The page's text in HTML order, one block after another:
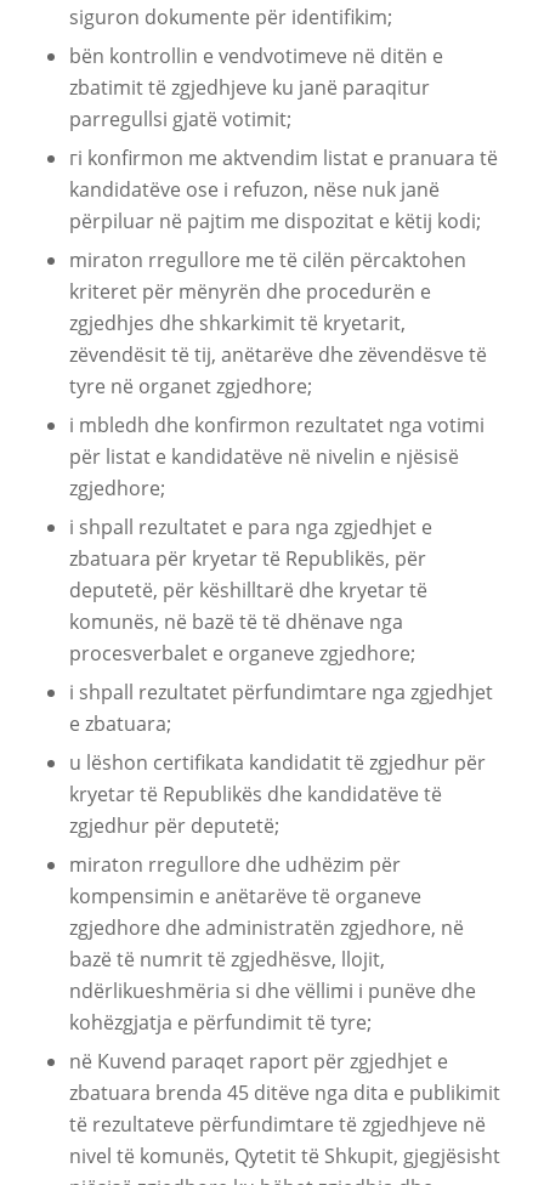
siguron dokumente për identifikim;
bën kontrollin e vendvotimeve në ditën e
zbatimit të zgjedhjeve ku janë paraqitur
parregullsi gjatë votimit;
гi konfirmon me aktvendim listat e pranuara të
kandidatëve ose i refuzon, nëse nuk janë
përpiluar në pajtim me dispozitat e këtij kodi;
miraton rregullore me të cilën përcaktohen
kriteret për mënyrën dhe procedurën e
zgjedhjes dhe shkarkimit të kryetarit,
zëvendësit të tij, anëtarëve dhe zëvendësve të
tyre në organet zgjedhore;
i mbledh dhe konfirmon rezultatet nga votimi
për listat e kandidatëve në nivelin e njësisë
zgjedhore;
i shpall rezultatet e para nga zgjedhjet e
zbatuara për kryetar të Republikës, për
deputetë, për këshilltarë dhe kryetar të
komunës, në bazë të të dhënave nga
procesverbalet e organeve zgjedhore;
i shpall rezultatet përfundimtare nga zgjedhjet
e zbatuara;
u lëshon certifikata kandidatit të zgjedhur për
kryetar të Republikës dhe kandidatëve të
zgjedhur për deputetë;
miraton rregullore dhe udhëzim për
kompensimin e anëtarëve të organeve
zgjedhore dhe administratën zgjedhore, në
bazë të numrit të zgjedhësve, llojit,
ndërlikueshmëria si dhe vëllimi i punëve dhe
kohëzgjatja e përfundimit të tyre;
në Kuvend paraqet raport për zgjedhjet e
zbatuara brenda 45 ditëve nga dita e publikimit
të rezultateve përfundimtare të zgjedhjeve në
nivel të komunës, Qytetit të Shkupit, gjegjësisht